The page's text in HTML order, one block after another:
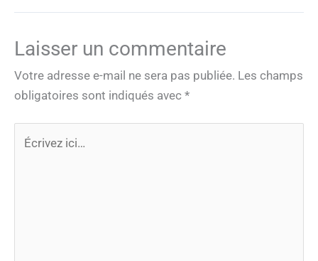
Laisser un commentaire
Votre adresse e-mail ne sera pas publiée. Les champs
obligatoires sont indiqués avec *